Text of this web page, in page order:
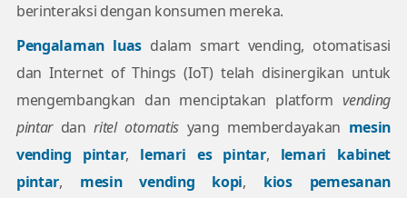
berinteraksi dengan konsumen mereka.
Pengalaman luasdalam smart vending, otomatisasi
dan Internet of Things (IoT) telah disinergikan untuk
mengembangkan dan menciptakan platformvending
pintardanritel otomatis yang memberdayakan mesin
vending pintar, lemari es pintar, lemari kabinet
pintar, mesin vending kopi, kios pemesanan